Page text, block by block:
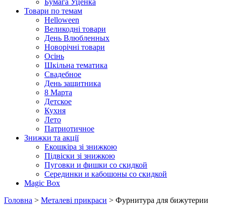
Бумага Уценка
Товари по темам
Helloween
Великодні товари
День Влюбленных
Новорічні товари
Осінь
Шкільна тематика
Свадебное
День защитника
8 Марта
Детское
Кухня
Лето
Патриотичное
Знижки та акції
Екошкіра зі знижкою
Підвіски зі знижкою
Пуговки и фишки со скидкой
Серединки и кабошоны со скидкой
Magic Box
Головна > Металеві прикраси > Фурнитура для бижутерии